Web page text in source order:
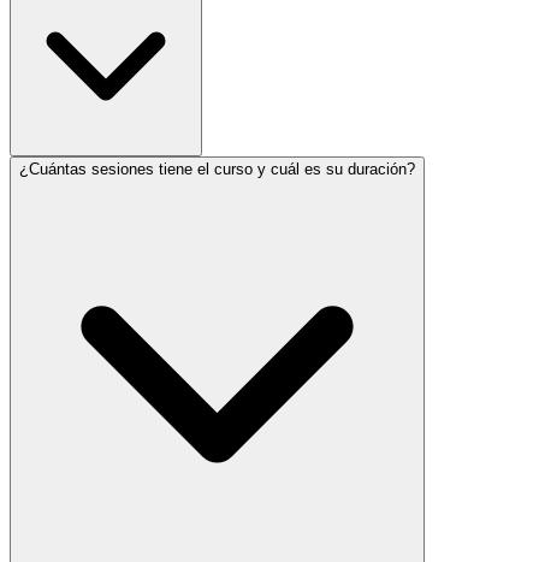
¿Cuántas sesiones tiene el curso y cuál es su duración?